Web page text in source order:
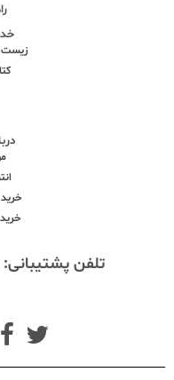
زیست
خرید
خرید
تلفن پشتیبانی: